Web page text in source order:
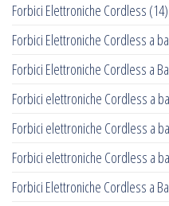
Forbici Elettroniche Cordless (14)
Forbici Elettroniche Cordless a
Forbici Elettroniche Cordless a
Forbici elettroniche Cordless a
Forbici elettroniche Cordless a
Forbici elettroniche Cordless a
Forbici Elettroniche Cordless a